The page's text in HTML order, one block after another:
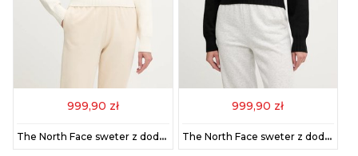
999,90 zł
The North Face sweter z dodatkiem wełny kolor beżowy z półgolfem NF0A8E79QLI1
999,90 zł
The North Face sweter z dodatkiem wełny damski kolor czarny z golfem NF0A8E79JK31